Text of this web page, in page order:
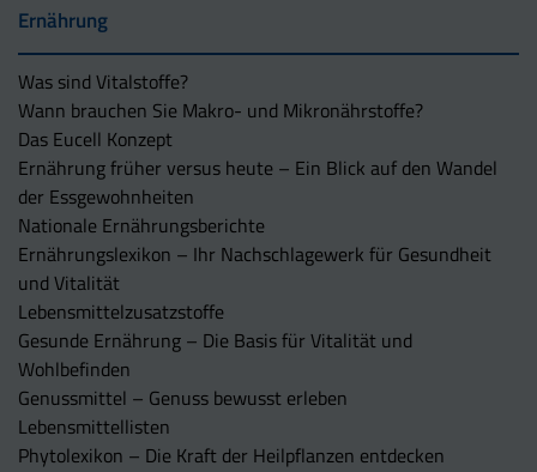
Ernährung
Was sind Vitalstoffe?
Wann brauchen Sie Makro- und Mikronährstoffe?
Das Eucell Konzept
Ernährung früher versus heute – Ein Blick auf den Wandel
der Essgewohnheiten
Nationale Ernährungsberichte
Ernährungslexikon – Ihr Nachschlagewerk für Gesundheit
und Vitalität
Lebensmittelzusatzstoffe
Gesunde Ernährung – Die Basis für Vitalität und
Wohlbefinden
Genussmittel – Genuss bewusst erleben
Lebensmittellisten
Phytolexikon – Die Kraft der Heilpflanzen entdecken